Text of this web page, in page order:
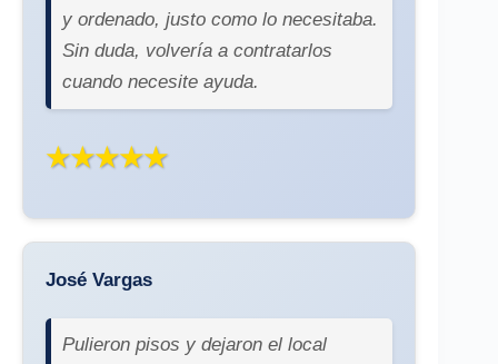
y ordenado, justo como lo necesitaba.
Sin duda, volvería a contratarlos
cuando necesite ayuda.
★★★★★
José Vargas
Pulieron pisos y dejaron el local